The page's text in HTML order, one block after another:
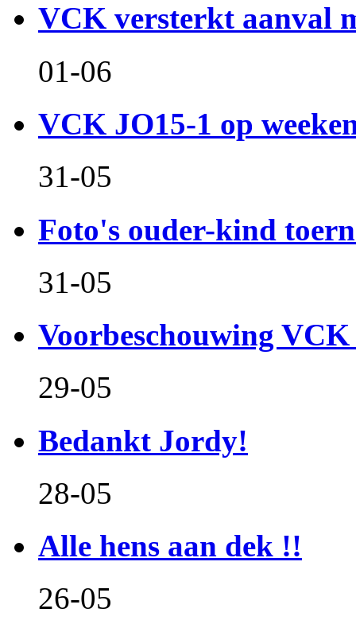
VCK versterkt aanval
01-06
VCK JO15-1 op
31-05
Foto's ouder-kind
31-05
Voorbeschouwing VCK
29-05
Bedankt Jordy!
28-05
Alle hens aan dek !!
26-05